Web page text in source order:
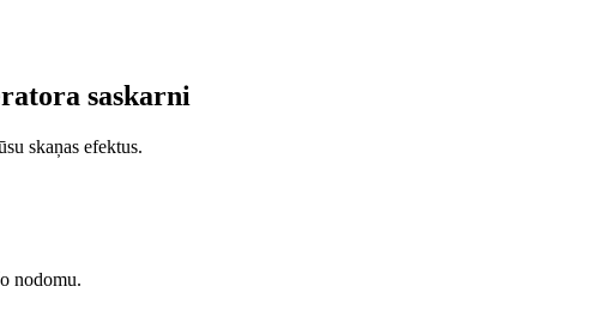
saskarni
skaņas efektus.
nodomu.